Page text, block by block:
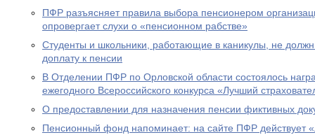
ПФР разъясняет правила выбора пенсионером
опровергает слухи о «пенсионном рабстве»
Студенты и школьники, работающие в каникулы, не
доплату к пенсии
В Отделении ПФР по Орловской области состоялось
ежегодного Всероссийского конкурса «Лучший
О предоставлении для назначения пенсии фиктивных
Пенсионный фонд напоминает: на сайте ПФР действует